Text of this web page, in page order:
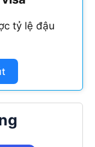
tỷ lệ đậu